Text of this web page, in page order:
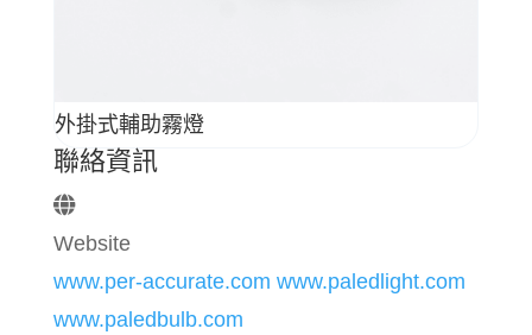
外掛式輔助霧燈
聯絡資訊
Website
www.per-accurate.com www.paledlight.com
www.paledbulb.com